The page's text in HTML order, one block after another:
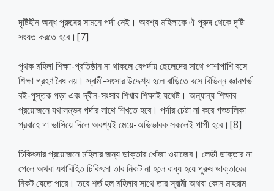
দৃষ্টিহীন অন্ধ পুরুষের সামনে পর্দা নেই। অবশ্য মহিলাকে ঐ পুরুষ থেকে দৃষ্টি
সংযত করতে হবে।[7]
পৃথক মহিলা শিক্ষা-প্রতিষ্ঠান না থাকলে বেপর্দায় ছেলেদের সাথে পাশাপাশি বসে
শিক্ষা গ্রহণ বৈধ নয়। স্বামী-সংসার উদ্দেশ্য হলে বাড়িতে বসে বিভিন্ন জ্ঞানগর্ভ
বই-পুস্তক পড়া এবং দ্বীন-সংসার শিখার শিক্ষাই যথেষ্ট। অন্যান্য শিক্ষার
প্রয়োজনে যথাসম্ভব পর্দার সাথে শিখতে হবে। পর্দার চেষ্টা না করে গড্ডালিকা
প্রবাহে গা ভাসিয়ে দিলে অবশ্যই মেয়ে-অভিভাবক সকলেই পাপী হবে।[8]
চিকিৎসার প্রয়োজনে মহিলার জন্য ডাক্তার খোঁজা ওয়াজেব। লেডী ডাক্তার না
পেলে অথবা যথাবিহিত চিকিৎসা তার নিকট না হলে বাধ্য হয়ে পুরুষ ডাক্তারের
নিকট যেতে পারে। তবে শর্ত হল মহিলার সাথে তার স্বামী অথবা কোন মাহরাম